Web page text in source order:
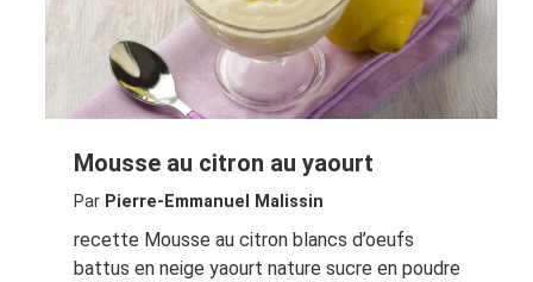
Mousse au citron au yaourt
Par Pierre-Emmanuel Malissin
recette Mousse au citron blancs d’oeufs
battus en neige yaourt nature sucre en poudre